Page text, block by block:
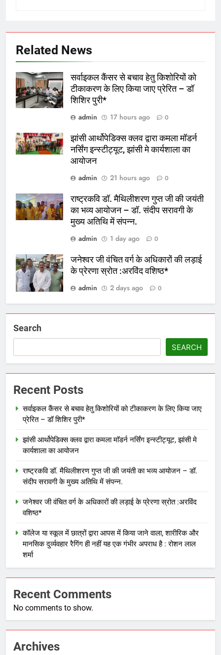
Related News
सर्वाइकल कैंसर से बचाव हेतु किशोरियों को
टीकाकरण के लिए किया जाए प्रेरित – डॉ
शिशिर पुरी*
admin
17 hours ago 0
झांसी आर्थोपेडिक्स क्लव द्वारा कमला माॅडर्न
नर्सिंग इन्स्टीट्यूट, झांसी मे कार्यशाला का
आयोजन
admin
21 hours ago 0
राष्ट्रकवि डॉ. मैथिलीशरण गुप्त जी की जयंती
का भव्य आयोजन – डॉ. संदीप सरावगी के
मुख्य अतिथि में संपन्न.
admin
1 day ago 0
जनेश्वर जी वंचित वर्ग के अधिकारों की लड़ाई
के प्रेरणा स्रोत :अरविंद वशिष्ठ*
admin
2 days ago 0
Search
SEARCH
Recent Posts
सर्वाइकल कैंसर से बचाव हेतु किशोरियों को टीकाकरण के लिए किया जाए
प्रेरित – डॉ शिशिर पुरी*
झांसी आर्थोपेडिक्स क्लव द्वारा कमला माॅडर्न नर्सिंग इन्स्टीट्यूट, झांसी मे
कार्यशाला का आयोजन
राष्ट्रकवि डॉ. मैथिलीशरण गुप्त जी की जयंती का भव्य आयोजन – डॉ.
संदीप सरावगी के मुख्य अतिथि में संपन्न.
जनेश्वर जी वंचित वर्ग के अधिकारों की लड़ाई के प्रेरणा स्रोत :अरविंद
वशिष्ठ*
कॉलेज या स्कूल में छात्रों द्वारा आपस में किया जाने वाला, शारीरिक और
मानसिक दुर्व्यवहार रैगिंग ही नहीं यह एक गंभीर अपराध है : रोशन लाल
शर्मा
Recent Comments
No comments to show.
Archives